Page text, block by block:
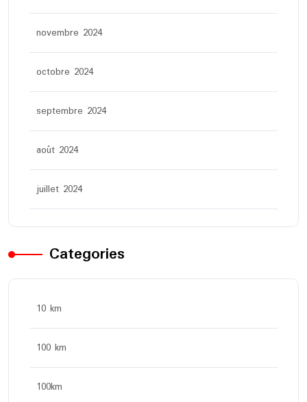
novembre 2024
octobre 2024
septembre 2024
août 2024
juillet 2024
Categories
10 km
100 km
100km